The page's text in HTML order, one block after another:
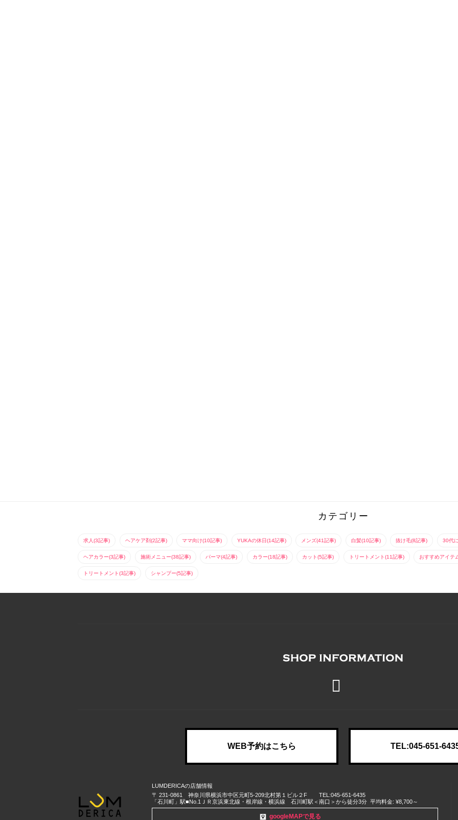
カテゴリー
求人(3記事) ヘアケア剤(2記事) ママ向け(10記事) YUKAの休日(14記事) メンズ(41記事) 白髪(10記事) 抜け毛(8記事) 30代
ヘアカラー(3記事) 施術メニュー(38記事) パーマ(4記事) カラー(18記事) カット(5記事) トリートメント(11記事) おすすめアイテ
トリートメント(3記事) シャンプー(5記事)
WEB予約はこちら TEL:045-651-
LUMDERICAの店舗情報
〒 231-0861 神奈川県横浜市中区元町5-209北村第１ビル２F
TEL:045-651-6435
「石川町」駅■No.1ＪＲ京浜東北線・根岸線・横浜線 石川町駅＜南口＞から徒分3分 平均料金: ¥8,700～
googleMAPで見る